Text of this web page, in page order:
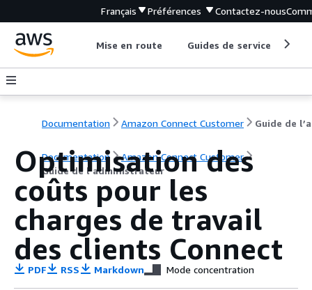
Français Préférences Contactez-nous
Mise en route Guides de service
Documentation Amazon Connect Customer
Documentation
Amazon Connect Customer
Guide de l’administrateur
Optimisation des
coûts pour les
charges de travail
des clients Connect
PDF RSS Markdown Mode concentration